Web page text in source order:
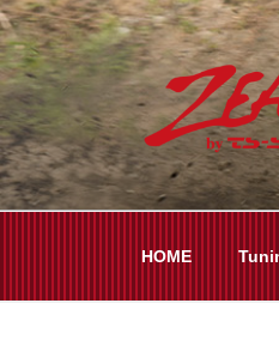
コ
ン
テ
ン
ツ
へ
ス
ZEAL
オイル交換や
HOME